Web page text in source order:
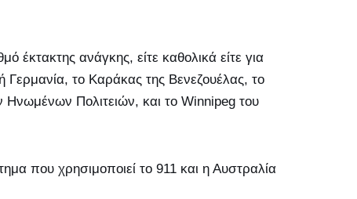
έκτακτης ανάγκης, είτε καθολικά είτε για
το Καράκας της Βενεζουέλας, το
Ηνωμένων Πολιτειών, και το Winnipeg του
που χρησιμοποιεί το 911 και η Αυστραλία